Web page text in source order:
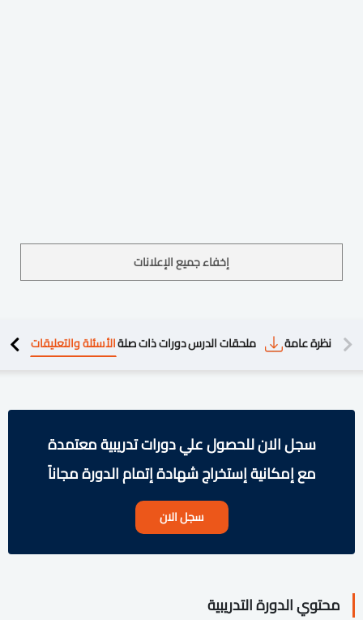
إخفاء جميع الإعلانات
نظرة عامة ملحقات الدرسدورات ذات صلةالأسئلة والتعليقات
سجل الان للحصول علي دورات تدريبية معتمدة
مع إمكانية إستخراج شهادة إتمام الدورة مجاناً
سجل الان
محتوي الدورة التدريبية